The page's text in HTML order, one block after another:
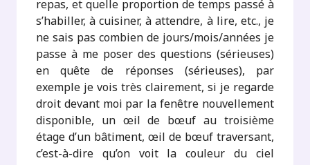
repas, et quelle proportion de temps passé à
s’habiller, à cuisiner, à attendre, à lire, etc., je
ne sais pas combien de jours/mois/années je
passe à me poser des questions (sérieuses)
en quête de réponses (sérieuses), par
exemple je vois très clairement, si je regarde
droit devant moi par la fenêtre nouvellement
disponible, un œil de bœuf au troisième
étage d’un bâtiment, œil de bœuf traversant,
c’est-à-dire qu’on voit la couleur du ciel